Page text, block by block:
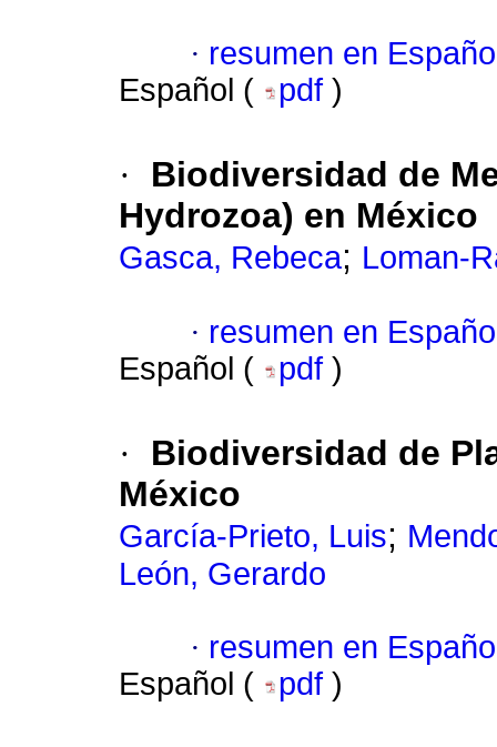
· resumen en
Español (
pdf )
·
Biodiversidad de
Hydrozoa) en México
Gasca, Rebeca; Loman-
· resumen en
Español (
pdf )
·
Biodiversidad de
México
García-Prieto, Luis;
León, Gerardo
· resumen en
Español (
pdf )